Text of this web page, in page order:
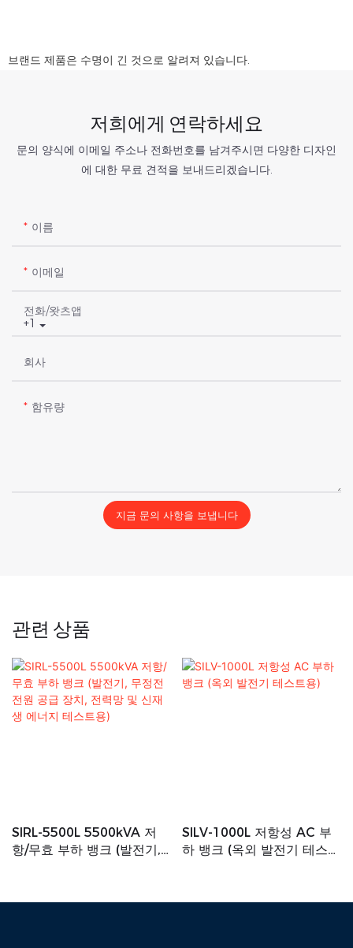
브랜드 제품은 수명이 긴 것으로 알려져 있습니다.
저희에게 연락하세요
문의 양식에 이메일 주소나 전화번호를 남겨주시면 다양한 디자인
에 대한 무료 견적을 보내드리겠습니다.
이름
이메일
+1
전화/왓츠앱
회사
함유량
지금 문의 사항을 보냅니다
관련 상품
SIRL-5500L 5500kVA 저
항/무효 부하 뱅크 (발전기,
용)
SILV-1000L 저항성 AC 부
하 뱅크 (옥외 발전기 테스트